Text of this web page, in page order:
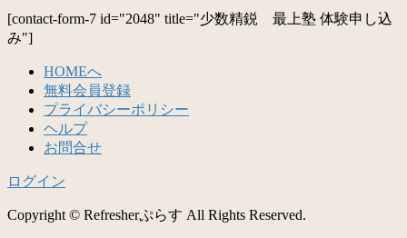
[contact-form-7 id="2048" title="少数精鋭 最上塾 体験申し込
み"]
HOMEへ
無料会員登録
プライバシーポリシー
ヘルプ
お問合せ
ログイン
Copyright © Refresherぷらす All Rights Reserved.